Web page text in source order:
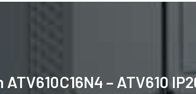
– ATV610